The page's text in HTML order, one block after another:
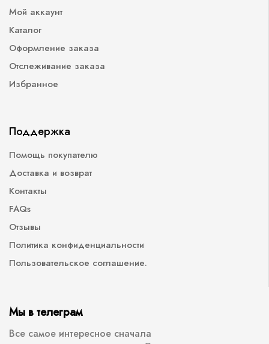
Мой аккаунт
Каталог
Оформление заказа
Отслеживание заказа
Избранное
Поддержка
Помощь покупателю
Доставка и возврат
Контакты
FAQs
Отзывы
Политика конфиденциальности
Пользовательское соглашение.
Мы в телеграм
Все самое интересное сначала